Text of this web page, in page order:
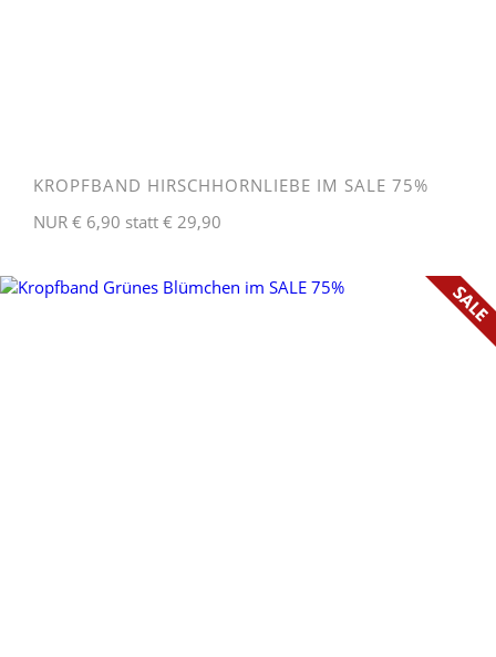
KROPFBAND HIRSCHHORNLIEBE IM SALE 75%
NUR € 6,90 statt € 29,90